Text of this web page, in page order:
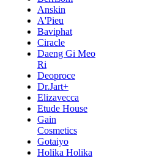
Anskin
A'Pieu
Baviphat
Ciracle
Daeng Gi Meo
Ri
Deoproce
Dr.Jart+
Elizavecca
Etude House
Gain
Cosmetics
Gotaiyo
Holika Holika